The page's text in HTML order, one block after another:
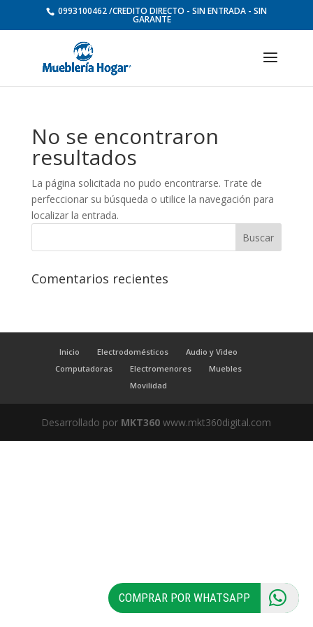
0993100462 /CREDITO DIRECTO - SIN ENTRADA - SIN
GARANTE
No se encontraron
resultados
La página solicitada no pudo encontrarse. Trate de
perfeccionar su búsqueda o utilice la navegación para
localizar la entrada.
Comentarios recientes
Inicio Electrodomésticos
Audio y Video
Computadoras
Electromenores
Muebles
Movilidad
Desarrollado por MKT360 www.mkt360digital.com
COMPRAR POR WHATSAPP